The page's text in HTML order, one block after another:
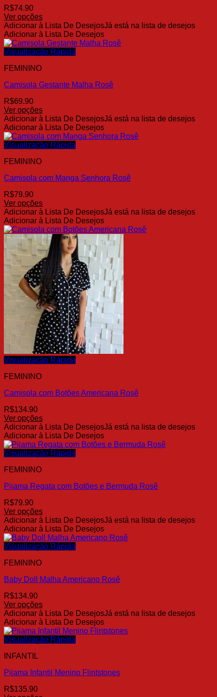
escolhidas
na
página
do
produto
R$74.90
Ver opções
Este
produto
tem
várias
As
podem
escolhidas
na
página
do
produto
Adicionar à Lista De DesejosJá está na lista de desejos
Adicionar à Lista De Desejos
Visualização Rápida
FEMININO
Camisola Gestante Malha Rosê
R$69.90
Ver opções
Este
produto
tem
várias
As
podem
escolhidas
na
página
do
produto
Adicionar à Lista De DesejosJá está na lista de desejos
Adicionar à Lista De Desejos
Visualização Rápida
FEMININO
Camisola com Manga Senhora Rosê
R$79.90
Ver opções
Este
produto
tem
várias
variantes.
As
opções
podem
escolhidas
Adicionar à Lista De DesejosJá está na lista de desejos
Adicionar à Lista De Desejos
Visualização Rápida
FEMININO
Camisola com Botões Americana Rosê
R$134.90
Ver opções
Este
produto
tem
várias
As
podem
escolhidas
na
página
do
produto
Adicionar à Lista De DesejosJá está na lista de desejos
Adicionar à Lista De Desejos
Visualização Rápida
FEMININO
Pijama Regata com Botões e Bermuda Rosê
R$79.90
Ver opções
Este
produto
tem
várias
As
podem
escolhidas
na
página
do
produto
Adicionar à Lista De DesejosJá está na lista de desejos
Adicionar à Lista De Desejos
Visualização Rápida
FEMININO
Baby Doll Malha Americano Rosê
R$134.90
Ver opções
Este
produto
tem
várias
As
podem
escolhidas
Adicionar à Lista De DesejosJá está na lista de desejos
Adicionar à Lista De Desejos
Visualização Rápida
INFANTIL
Pijama Infantil Menino Flintstones
R$135.90